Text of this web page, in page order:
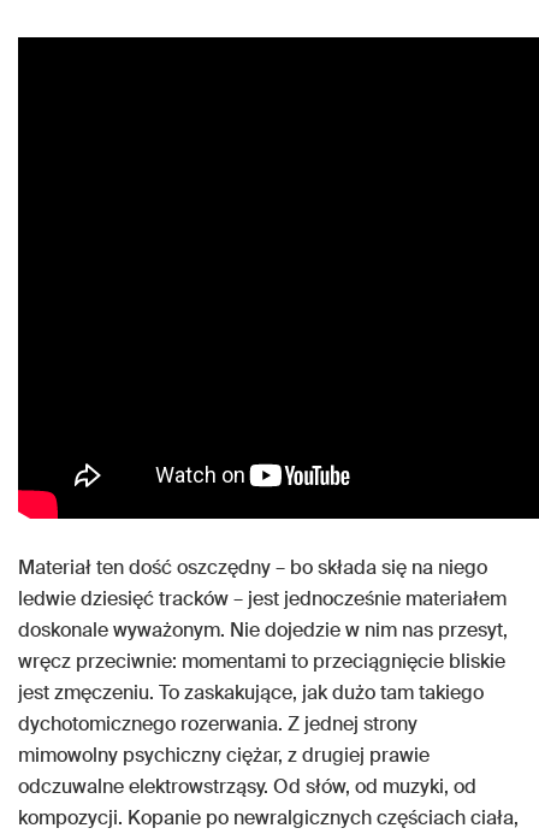
Materiał ten dość oszczędny – bo składa się na niego
ledwie dziesięć tracków – jest jednocześnie materiałem
doskonale wyważonym. Nie dojedzie w nim nas przesyt,
wręcz przeciwnie: momentami to przeciągnięcie bliskie
jest zmęczeniu. To zaskakujące, jak dużo tam takiego
dychotomicznego rozerwania. Z jednej strony
mimowolny psychiczny ciężar, z drugiej prawie
odczuwalne elektrowstrząsy. Od słów, od muzyki, od
kompozycji. Kopanie po newralgicznych częściach ciała,